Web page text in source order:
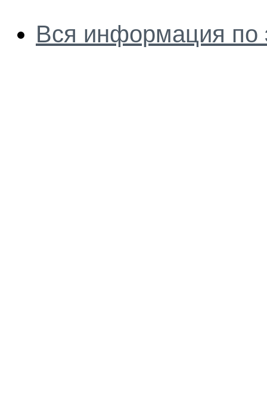
Вся информация по